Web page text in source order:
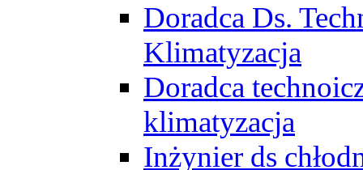
Doradca Ds.
Klimatyzacja
Doradca
klimatyzacja
Inżynier ds